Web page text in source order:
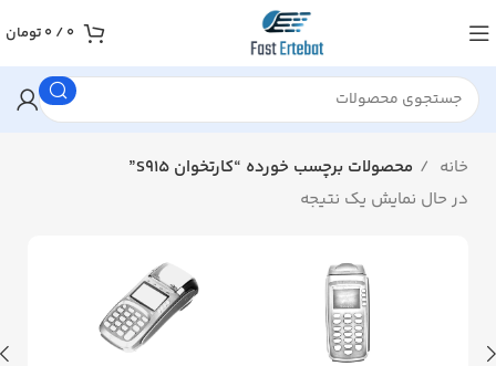
0
/
0 تومان
خانه
محصولات برچسب خورده “کارتخوان S915”
در حال نمایش یک نتیجه